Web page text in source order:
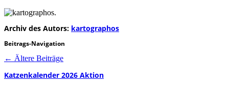
Archiv des Autors: kartographos
Beitrags-Navigation
← Ältere Beiträge
Katzenkalender 2026 Aktion